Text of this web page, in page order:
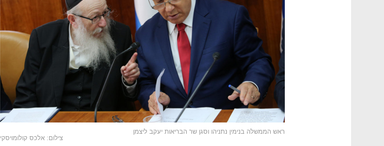
ראש הממשלה בנימין נתניהו וסגן שר הבריאות יעקב ליצמן
צילום: אלכס קולומויסקי